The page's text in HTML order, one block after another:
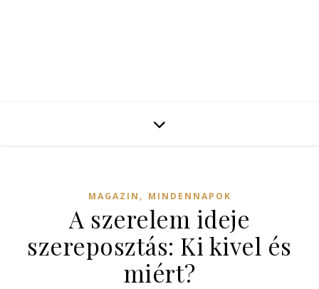
MAGAZIN , MINDENNAPOK
A szerelem ideje
szereposztás: Ki kivel és
miért?